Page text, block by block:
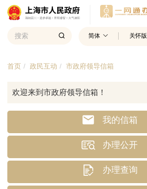
简体 关怀版
首页 政民互动 市政府领导信箱
欢迎来到市政府领导信箱！
我的信箱
办理公开
办理查询